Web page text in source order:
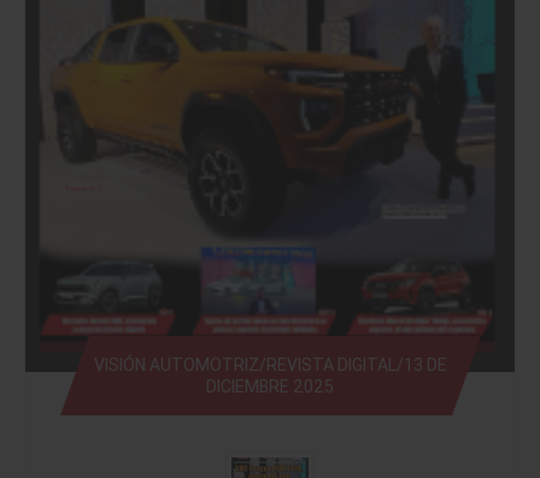
VISIÓN AUTOMOTRIZ/REVISTA DIGITAL/13 DE
DICIEMBRE 2025